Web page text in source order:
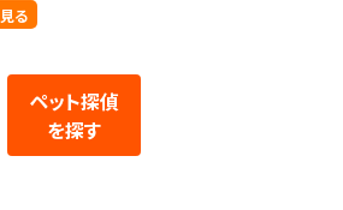
る
ペット探偵
を探す